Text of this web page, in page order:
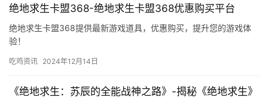
绝地求生卡盟368-绝地求生卡盟368优惠购买平台
绝地求生卡盟368提供最新游戏道具，优惠购买，提升您的游戏体
验！
吃鸡资讯 2024年12月14日
《绝地求生：苏辰的全能战神之路》-揭秘《绝地求生》